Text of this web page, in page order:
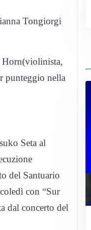
Tongiorgi
Horn(violinista,
punteggio nella
Seta al
del Santuario
con “Sur
dal concerto del